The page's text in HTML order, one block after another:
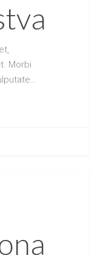
Morbi